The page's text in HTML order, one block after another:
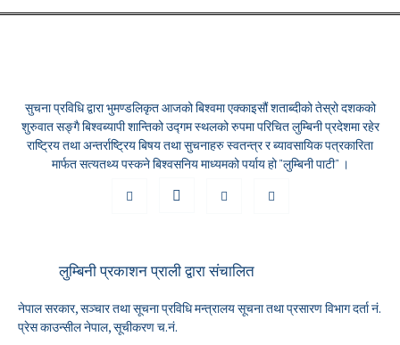
सुचना प्रविधि द्वारा भुमण्डलिकृत आजको बिश्वमा एक्काइसौं शताब्दीको तेस्रो दशकको
शुरुवात सङ्गै बिश्वब्यापी शान्तिको उद्गम स्थलको रुपमा परिचित लुम्बिनी प्रदेशमा रहेर
राष्ट्रिय तथा अन्तर्राष्ट्रिय बिषय तथा सुचनाहरु स्वतन्त्र र ब्यावसायिक पत्रकारिता
मार्फत सत्यतथ्य पस्कने बिश्वसनिय माध्यमको पर्याय हो "लुम्बिनी पाटी" ।
लुम्बिनी प्रकाशन प्राली द्वारा संचालित
नेपाल सरकार, सञ्चार तथा सूचना प्रविधि मन्त्रालय सूचना तथा प्रसारण विभाग दर्ता नं.
प्रेस काउन्सील नेपाल, सूचीकरण च.नं.